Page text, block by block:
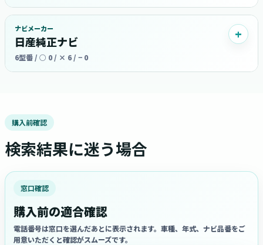
ナビメーカー
日産純正ナビ
6型番 / ○ 0 / × 6 / − 0
購入前確認
検索結果に迷う場合
窓口確認
購入前の適合確認
電話番号は窓口を選んだあとに表示されます。車種、年式、ナビ品番をご
用意いただくと確認がスムーズです。